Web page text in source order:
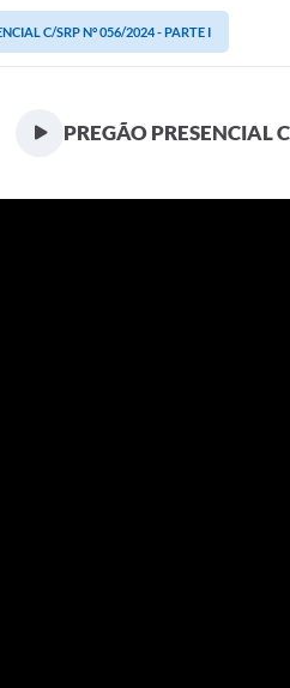
C/SRP N° 056/2024 - PARTE I
PREGÃO PRESENCIAL